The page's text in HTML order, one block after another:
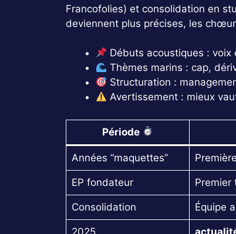
Francofolies) et consolidation en
deviennent plus précises, les
Débuts acoustiques :
Thèmes marins : cap,
Structuration :
Avertissement : mieux
Période
Années “maquettes”
EP fondateur Premier
Consolidation Équipe
2025